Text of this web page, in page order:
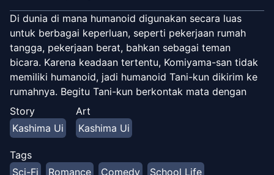
Di dunia di mana humanoid digunakan secara luas
untuk berbagai keperluan, seperti pekerjaan rumah
tangga, pekerjaan berat, bahkan sebagai teman
bicara. Karena keadaan tertentu, Komiyama-san tidak
memiliki humanoid, jadi humanoid Tani-kun dikirim ke
rumahnya. Begitu Tani-kun berkontak mata dengan
Komiyama-san, dia jatuh cinta pada pandangan
pertama dan melamarnya...!? Maka dimulailah
kehidupan yang mendebarkan di bawah satu atap
dengan seorang humanoid yang dilanda cinta!
Story
Kashima Ui
Art
Kashima Ui
Tags
Sci-Fi
Romance Comedy School Life